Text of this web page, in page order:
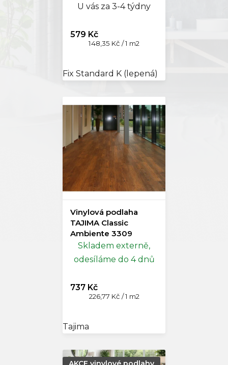
U vás za 3-4 týdny
579 Kč
Měrná
148,35 Kč / 1 m2
Fix Standard K (lepená)
Vinylová podlaha
TAJIMA Classic
Ambiente 3309
Skladem externě,
odesíláme do 4 dnů
737 Kč
Měrná
226,77 Kč / 1 m2
Tajima